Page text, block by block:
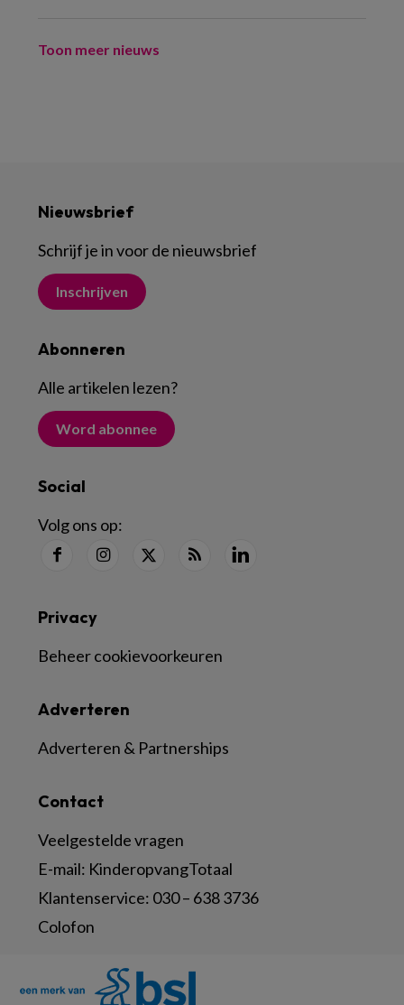
Toon meer nieuws
Nieuwsbrief
Schrijf je in voor de nieuwsbrief
Inschrijven
Abonneren
Alle artikelen lezen?
Word abonnee
Social
Volg ons op:
Contact
Veelgestelde vragen
E-mail: KinderopvangTotaal
Klantenservice: 030 – 638 3736
Colofon
Adverteren
Adverteren & Partnerships
Privacy
Beheer cookievoorkeuren